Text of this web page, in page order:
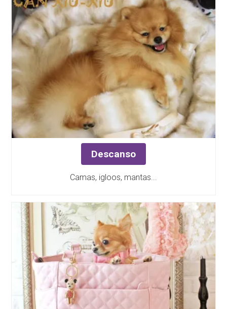
Descanso
Camas, igloos, mantas...